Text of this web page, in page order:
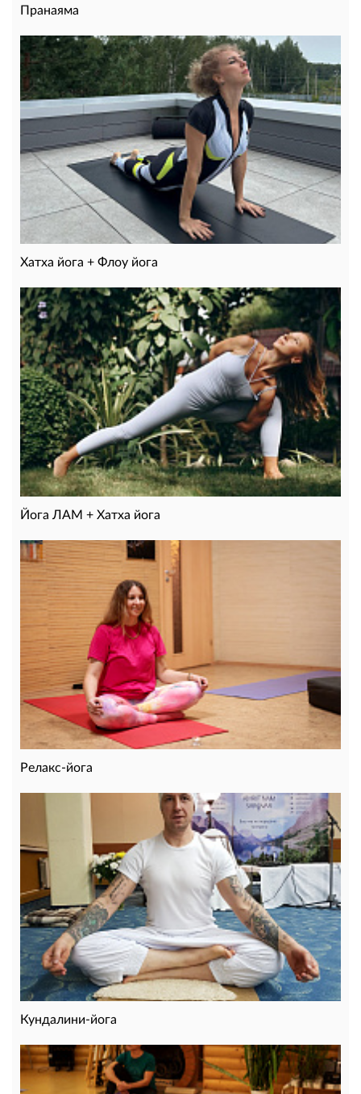
Пранаяма
Хатха йога + Флоу йога
Йога ЛАМ + Хатха йога
Релакс-йога
Кундалини-йога